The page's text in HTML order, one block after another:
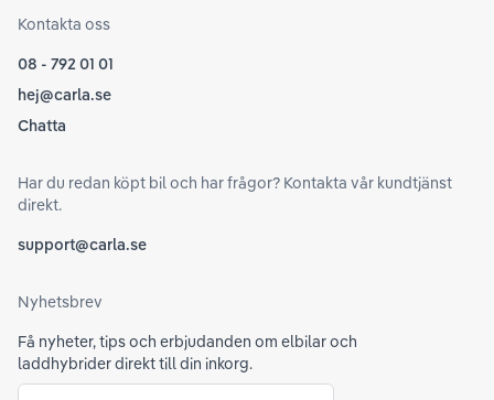
Kontakta oss
08 - 792 01 01
hej@carla.se
Chatta
Har du redan köpt bil och har frågor? Kontakta vår kundtjänst
direkt.
support@carla.se
Nyhetsbrev
Få nyheter, tips och erbjudanden om elbilar och
laddhybrider direkt till din inkorg.